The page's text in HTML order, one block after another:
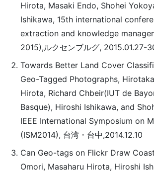
Hirota, Masaki Endo, Shohei
Ishikawa, 15th international
extraction and knowledge
2015),ルクセンブルグ, 2015.01.27-
Towards Better Land Cover
Geo-Tagged Photographs,
Hirota, Richard Chbeir(IUT de
Basque), Hiroshi Ishikawa, and
IEEE International Symposium on
(ISM2014), 台湾・台中,2014.12.10
Can Geo-tags on Flickr Draw
Omori, Masaharu Hirota, Hiroshi